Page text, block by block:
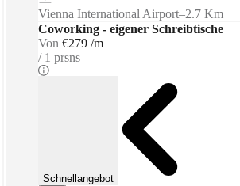
Vienna International Airport–2.7 Km
Coworking - eigener Schreibtische
Von €279 /m
1 prsns
Schnellangebot